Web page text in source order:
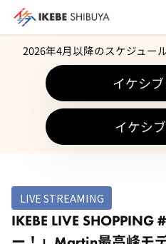
2026年4月以降のスケジュー
イケシ
イケシ
LIVE STREAMING
IKEBE LIVE